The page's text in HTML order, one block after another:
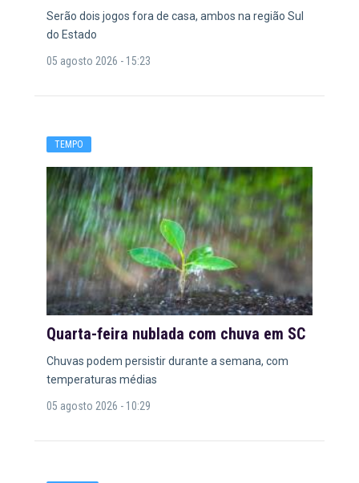
Serão dois jogos fora de casa, ambos na região Sul
do Estado
05 agosto 2026 - 15:23
TEMPO
Quarta-feira nublada com chuva em SC
Chuvas podem persistir durante a semana, com
temperaturas médias
05 agosto 2026 - 10:29